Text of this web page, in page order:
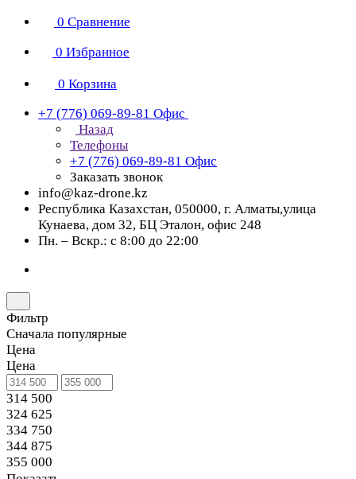
0 Сравнение
0 Избранное
0 Корзина
+7 (776) 069-89-81 Офис
Назад
Телефоны
+7 (776) 069-89-81 Офис
Заказать звонок
info@kaz-drone.kz
Республика Казахстан, 050000, г. Алматы,улица
Кунаева, дом 32, БЦ Эталон, офис 248
Пн. – Вскр.: с 8:00 до 22:00
Фильтр
Сначала популярные
Цена
Цена
314 500
324 625
334 750
344 875
355 000